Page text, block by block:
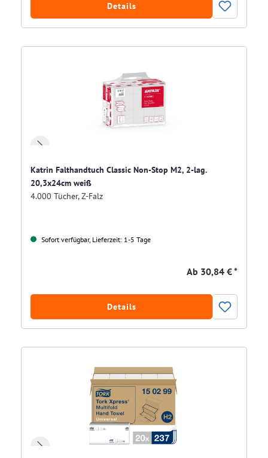
Details
Katrin Falthandtuch Classic Non-Stop M2, 2-lag.
20,3x24cm weiß
4.000 Tücher, Z-Falz
Sofort verfügbar, Lieferzeit: 1-5 Tage
Ab 30,84 € *
Details